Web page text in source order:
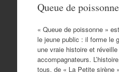
Queue de poissonne
« Queue de poissonne »
le jeune public : il forme le
une vraie histoire et
accompagnateurs.
tous, de « La Petite sirène